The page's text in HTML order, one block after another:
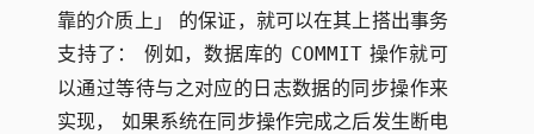
靠的介质上」 的保证，就可以在其上搭出事务
支持了： 例如，数据库的 COMMIT操作就可
以通过等待与之对应的日志数据的同步操作来
实现， 如果系统在同步操作完成之后发生断电